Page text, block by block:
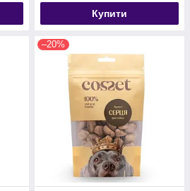
Купити
–20%